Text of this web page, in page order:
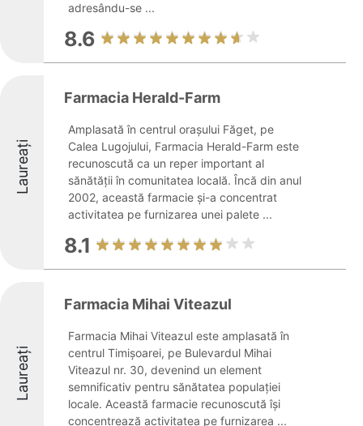
adresându-se ...
8.6
Laureați
Farmacia Herald-Farm
Amplasată în centrul orașului Făget, pe
Calea Lugojului, Farmacia Herald-Farm este
recunoscută ca un reper important al
sănătății în comunitatea locală. Încă din anul
2002, această farmacie și-a concentrat
activitatea pe furnizarea unei palete ...
8.1
Laureați
Farmacia Mihai Viteazul
Farmacia Mihai Viteazul este amplasată în
centrul Timișoarei, pe Bulevardul Mihai
Viteazul nr. 30, devenind un element
semnificativ pentru sănătatea populației
locale. Această farmacie recunoscută își
concentrează activitatea pe furnizarea ...